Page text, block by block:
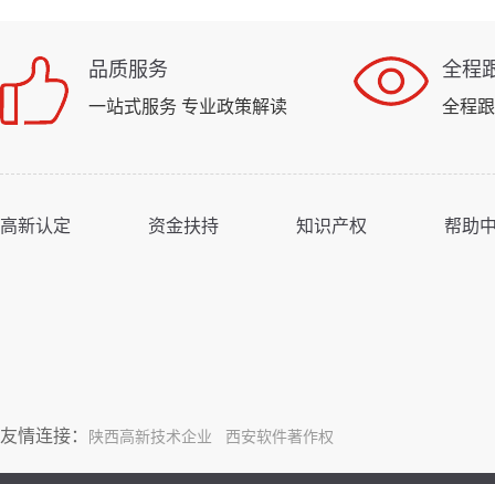
品质服务
一站式服务 专业政策解读
全程
全程
高新认定 资金扶持 知识产权 帮助
友情连接： 陕西高新技术企业 西安软件著作权